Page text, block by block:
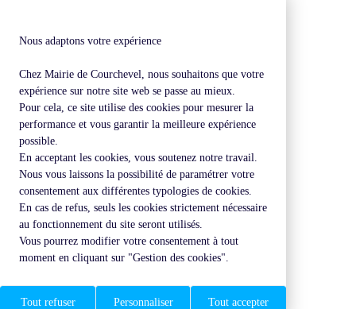
Nous adaptons votre expérience
Chez Mairie de Courchevel, nous souhaitons que votre
expérience sur notre site web se passe au mieux.
Pour cela, ce site utilise des cookies pour mesurer la
performance et vous garantir la meilleure expérience
possible.
En acceptant les cookies, vous soutenez notre travail.
Nous vous laissons la possibilité de paramétrer votre
consentement aux différentes typologies de cookies.
En cas de refus, seuls les cookies strictement nécessaire
au fonctionnement du site seront utilisés.
Vous pourrez modifier votre consentement à tout
moment en cliquant sur "Gestion des cookies".
Tout accepter
Tout refuser Personnaliser
Mentions légales
Revenir en haut de page